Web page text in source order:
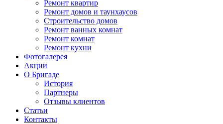
Ремонт квартир
Ремонт домов и таунхаусов
Строительство домов
Ремонт ванных комнат
Ремонт комнат
Ремонт кухни
Фотогалерея
Акции
О Бригаде
История
Партнеры
Отзывы клиентов
Статьи
Контакты